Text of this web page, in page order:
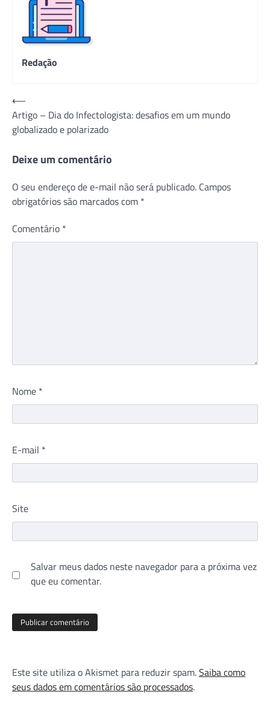
Redação
Navegação
de
Post
⟵
Artigo – Dia do Infectologista: desafios em um mundo
globalizado e polarizado
Deixe um comentário
O seu endereço de e-mail não será publicado. Campos
obrigatórios são marcados com *
Comentário *
Nome *
E-mail *
Site
Salvar meus dados neste navegador para a próxima vez
que eu comentar.
Este site utiliza o Akismet para reduzir spam.Saiba como
seus dados em comentários são processados.